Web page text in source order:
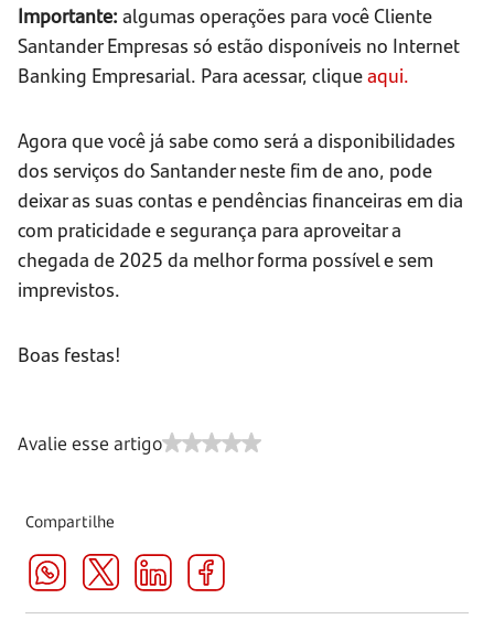
Importante: algumas operações para você Cliente
Santander Empresas só estão disponíveis no Internet
Banking Empresarial. Para acessar, cliqueaqui.
Agora que você já sabe como será a disponibilidades
dos serviços do Santander neste fim de ano, pode
deixar as suas contas e pendências financeiras em dia
com praticidade e segurança para aproveitar a
chegada de 2025 da melhor forma possível e sem
imprevistos.
Boas festas!
Avalie esse artigo
Compartilhe